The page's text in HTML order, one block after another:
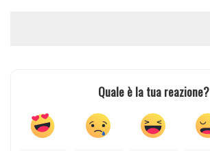
Quale è la tua reazione?